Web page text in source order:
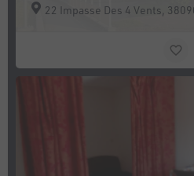
22 Impasse Des 4 Vents,